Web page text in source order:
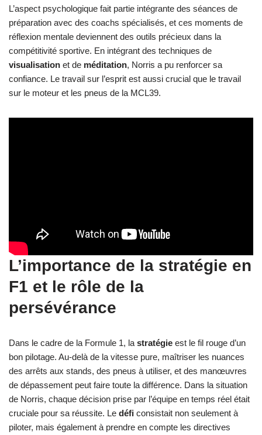
L’aspect psychologique fait partie intégrante des séances de
préparation avec des coachs spécialisés, et ces moments de
réflexion mentale deviennent des outils précieux dans la
compétitivité sportive. En intégrant des techniques de
visualisation et de méditation, Norris a pu renforcer sa
confiance. Le travail sur l’esprit est aussi crucial que le travail
sur le moteur et les pneus de la MCL39.
L’importance de la stratégie en
F1 et le rôle de la
persévérance
Dans le cadre de la Formule 1, la stratégie est le fil rouge d’un
bon pilotage. Au-delà de la vitesse pure, maîtriser les nuances
des arrêts aux stands, des pneus à utiliser, et des manœuvres
de dépassement peut faire toute la différence. Dans la situation
de Norris, chaque décision prise par l’équipe en temps réel était
cruciale pour sa réussite. Le défi consistait non seulement à
piloter, mais également à prendre en compte les directives